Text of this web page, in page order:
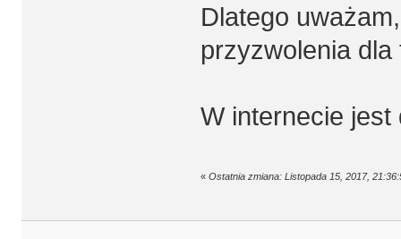
Dlatego
przyzwolenia dla
W internecie jest
« Ostatnia zmiana: Listopada 15, 2017,